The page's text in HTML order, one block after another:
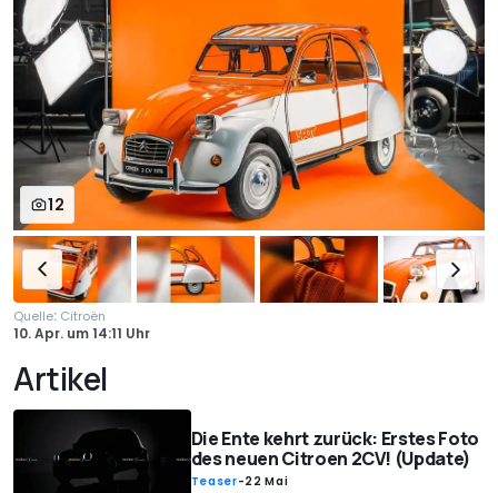
12
Quelle: Citroën
10. Apr. um14:11 Uhr
Artikel
Die Ente kehrt zurück: Erstes Foto
des neuen Citroen 2CV! (Update)
Teaser-22 Mai